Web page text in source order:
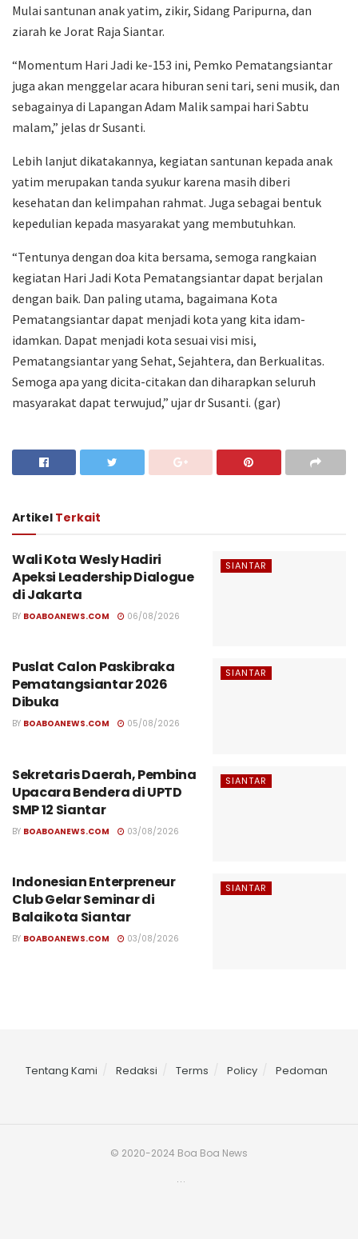
Mulai santunan anak yatim, zikir, Sidang Paripurna, dan
ziarah ke Jorat Raja Siantar.
“Momentum Hari Jadi ke-153 ini, Pemko Pematangsiantar
juga akan menggelar acara hiburan seni tari, seni musik, dan
sebagainya di Lapangan Adam Malik sampai hari Sabtu
malam,” jelas dr Susanti.
Lebih lanjut dikatakannya, kegiatan santunan kepada anak
yatim merupakan tanda syukur karena masih diberi
kesehatan dan kelimpahan rahmat. Juga sebagai bentuk
kepedulian kepada masyarakat yang membutuhkan.
“Tentunya dengan doa kita bersama, semoga rangkaian
kegiatan Hari Jadi Kota Pematangsiantar dapat berjalan
dengan baik. Dan paling utama, bagaimana Kota
Pematangsiantar dapat menjadi kota yang kita idam-
idamkan. Dapat menjadi kota sesuai visi misi,
Pematangsiantar yang Sehat, Sejahtera, dan Berkualitas.
Semoga apa yang dicita-citakan dan diharapkan seluruh
masyarakat dapat terwujud,” ujar dr Susanti. (gar)
Artikel Terkait
SIANTAR
Wali Kota Wesly Hadiri
Apeksi Leadership Dialogue
di Jakarta
BY BOABOANEWS.COM 06/08/2026
SIANTAR
Puslat Calon Paskibraka
Pematangsiantar 2026
Dibuka
BY BOABOANEWS.COM 05/08/2026
SIANTAR
Sekretaris Daerah, Pembina
Upacara Bendera di UPTD
SMP 12 Siantar
BY BOABOANEWS.COM 03/08/2026
SIANTAR
Indonesian Enterpreneur
Club Gelar Seminar di
Balaikota Siantar
BY BOABOANEWS.COM 03/08/2026
Tentang Kami Redaksi Terms Policy Pedoman
© 2020-2024 Boa Boa News